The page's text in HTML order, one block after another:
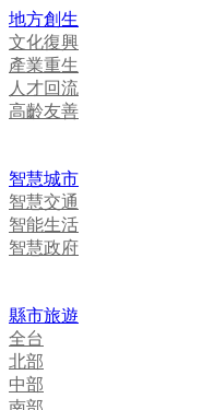
地方創生
文化復興
產業重生
人才回流
高齡友善
智慧城市
智慧交通
智能生活
智慧政府
縣市旅遊
全台
北部
中部